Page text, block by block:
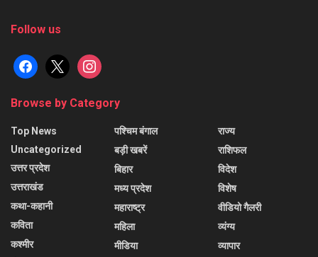
Follow us
facebook
x instagram
Browse by Category
Top News
Uncategorized
उत्तर प्रदेश
उत्तराखंड
कथा-कहानी
कविता
कश्मीर
पश्चिम बंगाल
बड़ी खबरें
बिहार
मध्य प्रदेश
महाराष्ट्र
महिला
मीडिया
राज्य
राशिफल
विदेश
विशेष
वीडियो गैलरी
व्यंग्य
व्यापार